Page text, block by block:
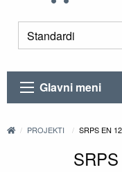
Glavni meni
PROJEKTI SRPS EN